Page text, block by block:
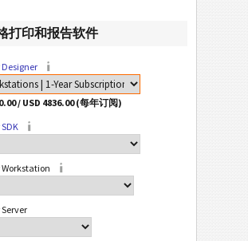
打印和报告软件
Designer
Workstation
Server